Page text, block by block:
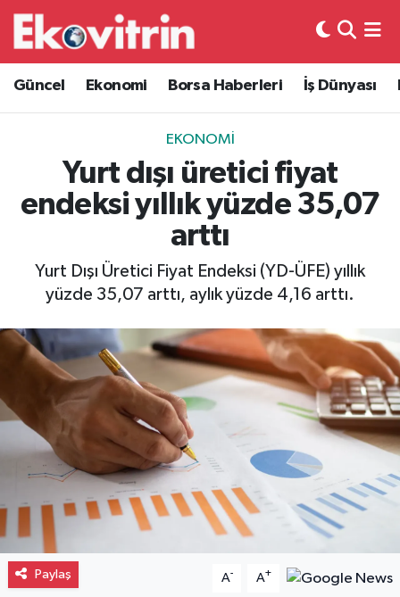
Güncel Ekonomi Borsa Haberleri İş Dünyası
EKONOMI
Yurt dışı üretici fiyat
endeksi yıllık yüzde 35,07
arttı
Yurt Dışı Üretici Fiyat Endeksi (YD-ÜFE) yıllık
yüzde 35,07 arttı, aylık yüzde 4,16 arttı.
Paylaş A- A+
Güncel
Ekonomi
Borsa Haberleri
İş Dünyası
Otovitrin
Asayiş
Magazin
Gayrimenkul
Spor
Eğitim
Hava Durumu
Trafik Durumu
Süper Lig Puan Durumu ve Fikstür
Tüm Manşetler
Son Dakika Haberleri
Haber Arşivi